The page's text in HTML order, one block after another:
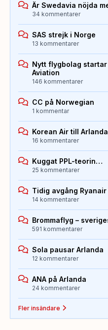
Är Swedavia nöjda
34 kommentarer
SAS strejk i Norge
13 kommentarer
Nytt flygbolag startar
Aviation
146 kommentarer
CC på Norwegian
1 kommentar
Korean Air till
16 kommentarer
Kuggat PPL-teorin…
25 kommentarer
Tidig avgång
14 kommentarer
Brommaflyg –
591 kommentarer
Sola pausar Arlanda
12 kommentarer
ANA på Arlanda
24 kommentarer
Fler insändare